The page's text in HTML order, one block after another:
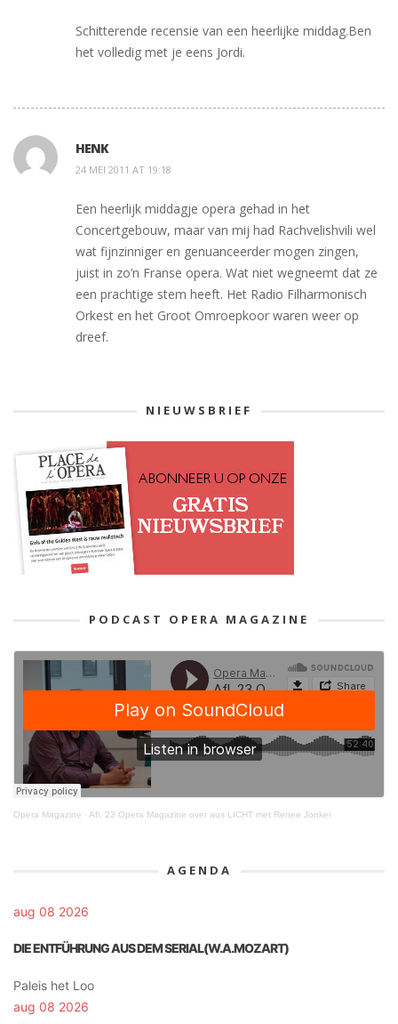
Schitterende recensie van een heerlijke middag.Ben
het volledig met je eens Jordi.
HENK
24 MEI 2011 AT 19:18
Een heerlijk middagje opera gehad in het
Concertgebouw, maar van mij had Rachvelishvili wel
wat fijnzinniger en genuanceerder mogen zingen,
juist in zo’n Franse opera. Wat niet wegneemt dat ze
een prachtige stem heeft. Het Radio Filharmonisch
Orkest en het Groot Omroepkoor waren weer op
dreef.
NIEUWSBRIEF
PODCAST OPERA MAGAZINE
Opera Magazine · Afl. 23 Opera Magazine over aus LICHT met Renee Jonker
AGENDA
aug 08 2026
DIE ENTFÜHRUNG AUS DEM SERIAL(W.A.MOZART)
Paleis het Loo
aug 08 2026